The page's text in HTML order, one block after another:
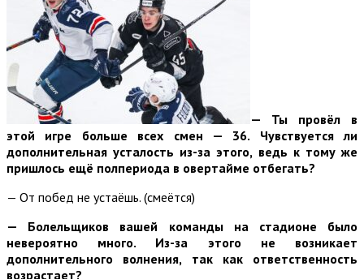
— Ты провёл в
этой игре больше всех смен — 36. Чувствуется ли
дополнительная усталость из-за этого, ведь к тому же
пришлось ещё полпериода в овертайме отбегать?
— От побед не устаёшь. (смеётся)
— Болельщиков вашей команды на стадионе было
невероятно много. Из-за этого не возникает
дополнительного волнения, так как ответственность
возрастает?